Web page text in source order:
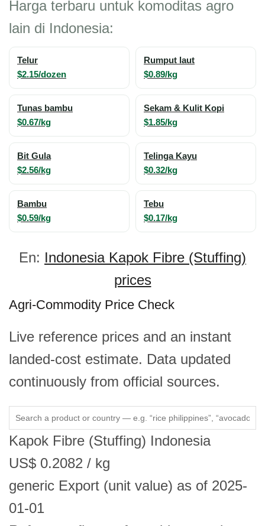
Harga terbaru untuk komoditas agro
lain di Indonesia:
Telur
$2.15/dozen
Rumput laut
$0.89/kg
Tunas bambu
$0.67/kg
Sekam & Kulit Kopi
$1.85/kg
Bit Gula
$2.56/kg
Telinga Kayu
$0.32/kg
Bambu
$0.59/kg
Tebu
$0.17/kg
En: Indonesia Kapok Fibre (Stuffing)
prices
Agri-Commodity Price Check
Live reference prices and an instant
landed-cost estimate. Data updated
continuously from official sources.
Kapok Fibre (Stuffing) Indonesia
US$ 0.2082 / kg
generic Export (unit value) as of 2025-
01-01